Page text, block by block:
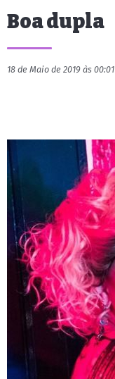
Boa dupla
18 de Maio de 2019 às 00:01